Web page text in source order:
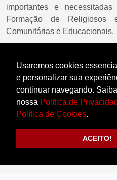
Usaremos cookies
e personalizar sua
continuar navegando.
nossa Política de
Política de Cookies.
ACEITO!
importantes e
Formação de Religiosos
Comunitárias e Educacionais.